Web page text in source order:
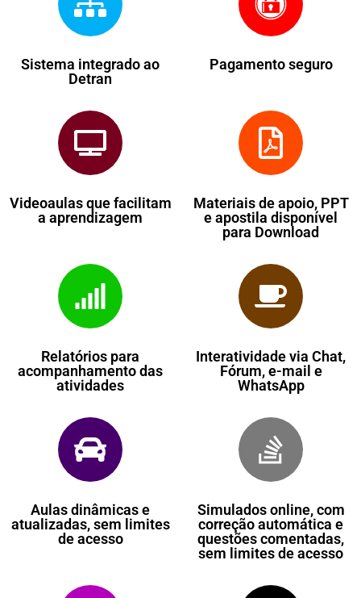
Sistema integrado ao
Detran
Pagamento seguro
Videoaulas que facilitam
a aprendizagem
Materiais de apoio, PPT
e apostila disponível
para Download
Relatórios para
acompanhamento das
atividades
Interatividade via Chat,
Fórum, e-mail e
WhatsApp
Aulas dinâmicas e
atualizadas, sem limites
de acesso
Simulados online, com
correção automática e
questões comentadas,
sem limites de acesso